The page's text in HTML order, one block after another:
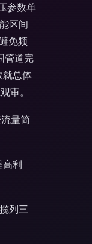
参数单
区间
免频
管道完
就总体
审。
量简
利
列三